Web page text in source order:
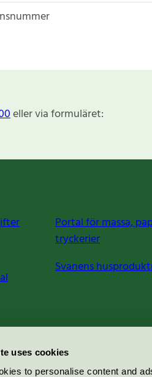
uses cookies
to personalise content and
eller via formuläret:
Portal för massa,
tryckerier
Svanens